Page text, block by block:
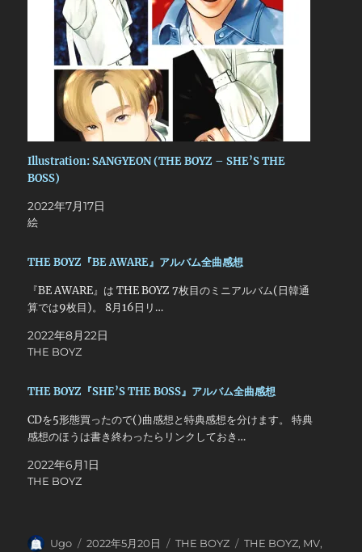
Illustration: SANGYEON (THE BOYZ – SHE’S THE
BOSS)
2022年7月17日
絵
THE BOYZ『BE AWARE』アルバム全曲感想
『BE AWARE』は THE BOYZ 7枚目のミニアルバム(日韓通
算では9枚目)。 8月16日リ…
2022年8月22日
THE BOYZ
THE BOYZ『SHE’S THE BOSS』アルバム全曲感想
CDを5形態買ったので()曲感想と特典感想を分けます。 特典
感想のほうは書き終わったらリンクしておき…
2022年6月1日
THE BOYZ
投
Ugo
投
2022年5月20日
カ
THE BOYZ
タ
THE BOYZ, MV,